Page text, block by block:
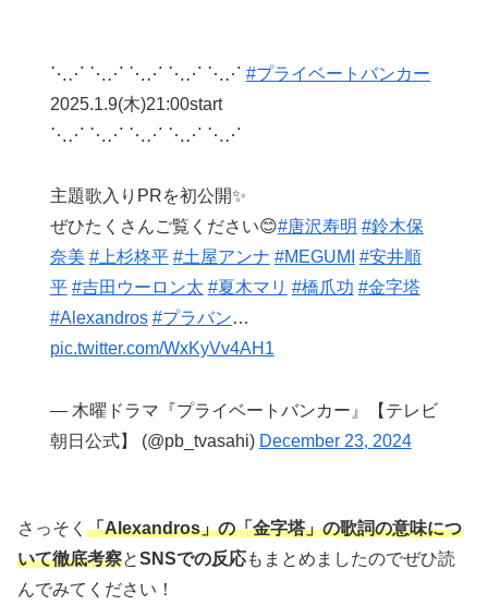
⋱⋰ ⋱⋰ ⋱⋰ ⋱⋰ ⋱⋰ #プライベートバンカー
2025.1.9(木)21:00start
⋱⋰ ⋱⋰ ⋱⋰ ⋱⋰ ⋱⋰
主題歌入りPRを初公開✨
ぜひたくさんご覧ください😊#唐沢寿明 #鈴木保
奈美 #上杉柊平 #土屋アンナ #MEGUMI #安井順
平 #吉田ウーロン太 #夏木マリ #橋爪功 #金字塔
#Alexandros #プラバン…
pic.twitter.com/WxKyVv4AH1
— 木曜ドラマ『プライベートバンカー』【テレビ
朝日公式】 (@pb_tvasahi) December 23, 2024
さっそく 「Alexandros」の「金字塔」の歌詞の意味につ
いて徹底考察とSNSでの反応もまとめましたのでぜひ読
んでみてください！